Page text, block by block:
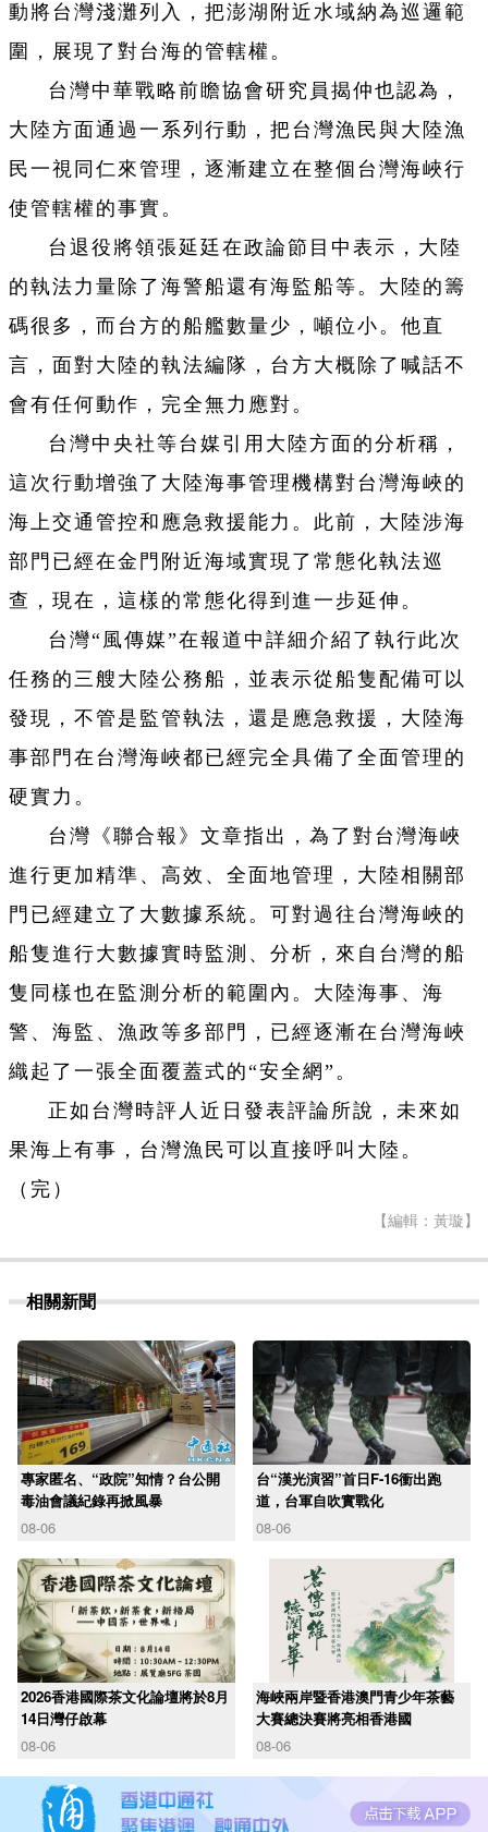
動將台灣淺灘列入，把澎湖附近水域納為巡邏範
圍，展現了對台海的管轄權。
台灣中華戰略前瞻協會研究員揭仲也認為，
大陸方面通過一系列行動，把台灣漁民與大陸漁
民一視同仁來管理，逐漸建立在整個台灣海峽行
使管轄權的事實。
台退役將領張延廷在政論節目中表示，大陸
的執法力量除了海警船還有海監船等。大陸的籌
碼很多，而台方的船艦數量少，噸位小。他直
言，面對大陸的執法編隊，台方大概除了喊話不
會有任何動作，完全無力應對。
台灣中央社等台媒引用大陸方面的分析稱，
這次行動增強了大陸海事管理機構對台灣海峽的
海上交通管控和應急救援能力。此前，大陸涉海
部門已經在金門附近海域實現了常態化執法巡
查，現在，這樣的常態化得到進一步延伸。
台灣“風傳媒”在報道中詳細介紹了執行此次
任務的三艘大陸公務船，並表示從船隻配備可以
發現，不管是監管執法，還是應急救援，大陸海
事部門在台灣海峽都已經完全具備了全面管理的
硬實力。
台灣《聯合報》文章指出，為了對台灣海峽
進行更加精準、高效、全面地管理，大陸相關部
門已經建立了大數據系統。可對過往台灣海峽的
船隻進行大數據實時監測、分析，來自台灣的船
隻同樣也在監測分析的範圍內。大陸海事、海
警、海監、漁政等多部門，已經逐漸在台灣海峽
織起了一張全面覆蓋式的“安全網”。
正如台灣時評人近日發表評論所說，未來如
果海上有事，台灣漁民可以直接呼叫大陸。
（完）
【編輯：黃璇】
相關新聞
專家匿名、“政院”知情？台公開
毒油會議紀錄再掀風暴
08-06
台“漢光演習”首日F-16衝出跑
道，台軍自吹實戰化
08-06
2026香港國際茶文化論壇將於8月
14日灣仔啟幕
08-06
海峽兩岸暨香港澳門青少年茶藝
大賽總決賽將亮相香港國
08-06